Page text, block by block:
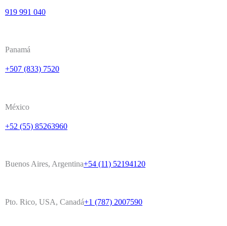
919 991 040
Panamá
+507 (833) 7520
México
+52 (55) 85263960
Buenos Aires, Argentina+54 (11) 52194120
Pto. Rico, USA, Canadá+1 (787) 2007590